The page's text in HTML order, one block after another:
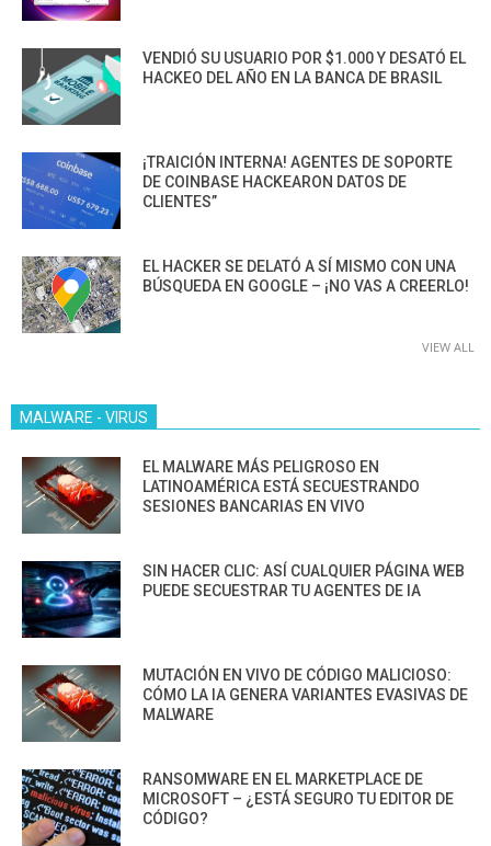
VENDIÓ SU USUARIO POR $1.000 Y DESATÓ EL
HACKEO DEL AÑO EN LA BANCA DE BRASIL
¡TRAICIÓN INTERNA! AGENTES DE SOPORTE
DE COINBASE HACKEARON DATOS DE
CLIENTES”
EL HACKER SE DELATÓ A SÍ MISMO CON UNA
BÚSQUEDA EN GOOGLE – ¡NO VAS A CREERLO!
VIEW ALL
MALWARE - VIRUS
EL MALWARE MÁS PELIGROSO EN
LATINOAMÉRICA ESTÁ SECUESTRANDO
SESIONES BANCARIAS EN VIVO
SIN HACER CLIC: ASÍ CUALQUIER PÁGINA WEB
PUEDE SECUESTRAR TU AGENTES DE IA
MUTACIÓN EN VIVO DE CÓDIGO MALICIOSO:
CÓMO LA IA GENERA VARIANTES EVASIVAS DE
MALWARE
RANSOMWARE EN EL MARKETPLACE DE
MICROSOFT – ¿ESTÁ SEGURO TU EDITOR DE
CÓDIGO?